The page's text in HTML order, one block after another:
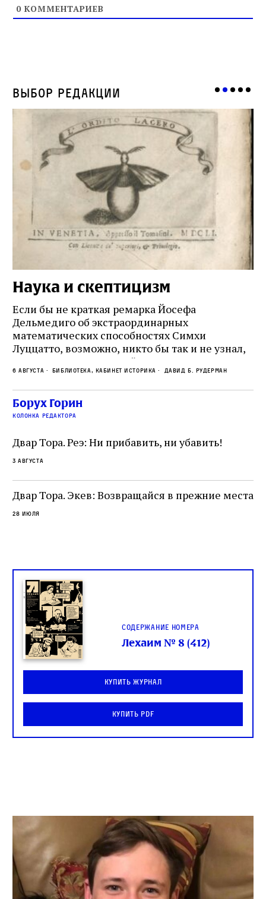
0 КОММЕНТАРИЕВ
Выбор редакции
Наука и скептицизм
Если бы не краткая ремарка Йосефа
Дельмедиго об экстраординарных
математических способностях Симхи
Луццатто, возможно, никто бы так и не узнал,
что этот эрудированный и несколько
сварливый венецианский талмудист имел
какое‑то отношение к научной деятельности.
На протяжении почти шестидесяти лет,
вплоть до своей кончины, Луццатто был
6 августа Библиотека, кабинет историка Давид Б. Рудерман
Борух Горин
колонка редактора
Двар Тора. Реэ: Ни прибавить, ни убавить!
3 августа
Двар Тора. Экев: Возвращайся в прежние места
28 июля
Содержание номера
Лехаим № 8 (412)
Купить журнал
Купить PDF